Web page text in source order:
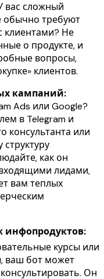
вас сложный
обычно требуют
клиентами? Не
о продукте, и
вопросы,
клиентов.
кампаний:
Ads или Google?
в Telegram и
консультанта или
как он
лидами,
вам теплых
инфопродуктов:
курсы или
ваш бот может
Он